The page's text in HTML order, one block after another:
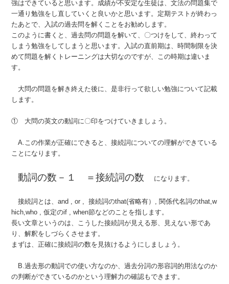
強はできていると思います。成績が不安定な生徒は、文法の問題集で
一通り勉強をし直していくと良いかと思います。定期テストが終わっ
たあとで、入試の過去問を解くことをお勧めします。
このように書くと、過去問の問題を解いて、〇つけをして、終わって
しまう勉強をしてしまうと思います。入試の直前期は、時間制限を決
めて問題を解くトレーニングは大切なのですが、この時期は違いま
す。
大問の問題を解き終えた後に、是非行って欲しい勉強について記載
します。
① 大問の英文の動詞に〇印をつけていきましょう。
A.この作業が正確にできると、接続詞についての理解ができている
ことになります。
動詞の数－１ ＝接続詞の数 になります。
接続詞とは、and , or , 接続詞のthat(省略有）, 関係代名詞のthat,w
hich,who , 仮定のif , when節などのことを指します。
長い文章というのは、こうした接続詞が見える形、見えない形であ
り、解釈をしづらくさせます。
まずは、正確に接続詞の数を見抜けるようにしましょう。
B.過去形の動詞での使い方なのか、過去分詞の形容詞的用法なのか
の判断ができているのかという理解力の確認もできます。